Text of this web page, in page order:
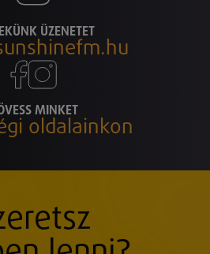
ÜZENETET
MINKET
oldalainkon